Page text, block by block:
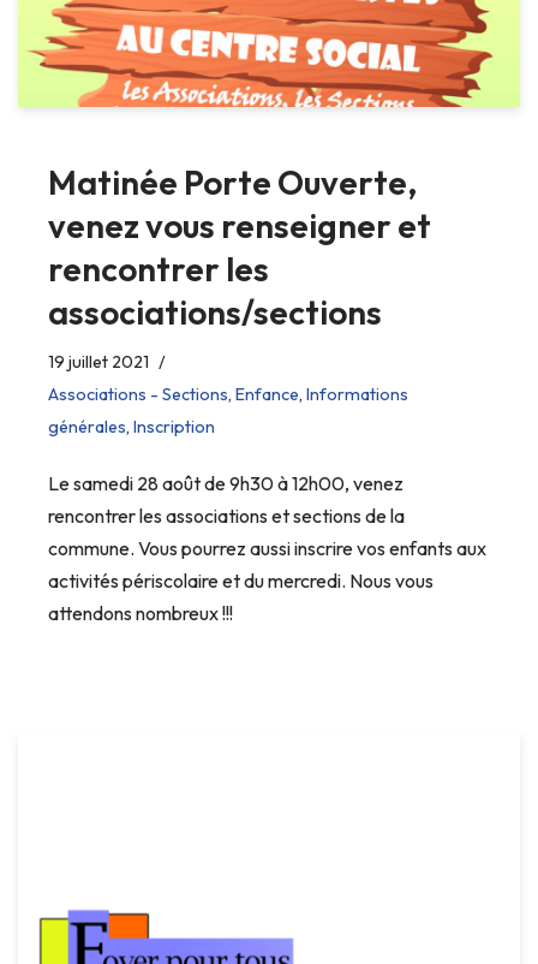
Matinée Porte Ouverte,
venez vous renseigner et
rencontrer les
associations/sections
19 juillet 2021
Associations - Sections, Enfance, Informations
générales, Inscription
Le samedi 28 août de 9h30 à 12h00, venez
rencontrer les associations et sections de la
commune. Vous pourrez aussi inscrire vos enfants aux
activités périscolaire et du mercredi. Nous vous
attendons nombreux !!!